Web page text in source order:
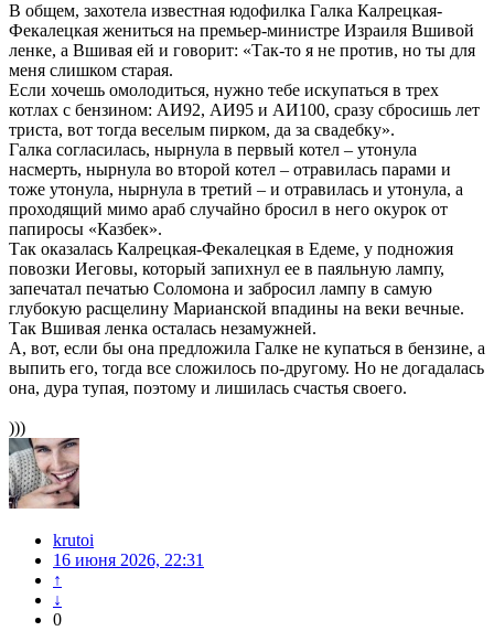
В общем, захотела известная юдофилка Галка Калрецкая-
Фекалецкая жениться на премьер-министре Израиля Вшивой
ленке, а Вшивая ей и говорит: «Так-то я не против, но ты для
меня слишком старая.
Если хочешь омолодиться, нужно тебе искупаться в трех
котлах с бензином: АИ92, АИ95 и АИ100, сразу сбросишь лет
триста, вот тогда веселым пирком, да за свадебку».
Галка согласилась, нырнула в первый котел – утонула
насмерть, нырнула во второй котел – отравилась парами и
тоже утонула, нырнула в третий – и отравилась и утонула, а
проходящий мимо араб случайно бросил в него окурок от
папиросы «Казбек».
Так оказалась Калрецкая-Фекалецкая в Едеме, у подножия
повозки Иеговы, который запихнул ее в паяльную лампу,
запечатал печатью Соломона и забросил лампу в самую
глубокую расщелину Марианской впадины на веки вечные.
Так Вшивая ленка осталась незамужней.
А, вот, если бы она предложила Галке не купаться в бензине, а
выпить его, тогда все сложилось по-другому. Но не догадалась
она, дура тупая, поэтому и лишилась счастья своего.
)))
krutoi
16 июня 2026, 22:31
↑
↓
0